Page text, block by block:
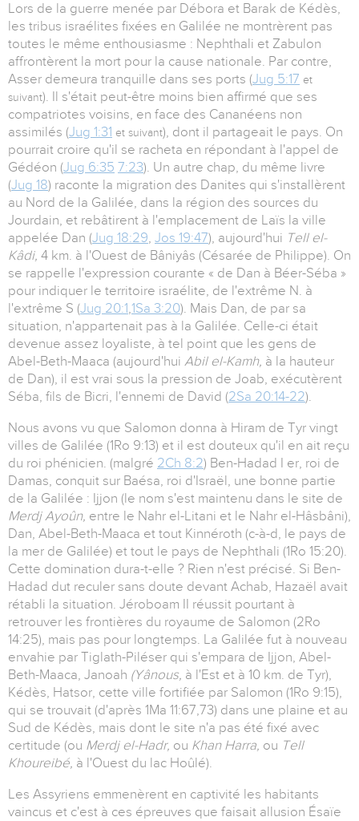
Lors de la guerre menée par Débora et Barak de Kédès,
les tribus israélites fixées en Galilée ne montrèrent pas
toutes le même enthousiasme : Nephthali et Zabulon
affrontèrent la mort pour la cause nationale. Par contre,
Asser demeura tranquille dans ses ports (Jug 5:17 et
suivant). Il s'était peut-être moins bien affirmé que ses
compatriotes voisins, en face des Cananéens non
assimilés (Jug 1:31 et suivant), dont il partageait le pays. On
pourrait croire qu'il se racheta en répondant à l'appel de
Gédéon (Jug 6:35 7:23). Un autre chap, du même livre
(Jug 18) raconte la migration des Danites qui s'installèrent
au Nord de la Galilée, dans la région des sources du
Jourdain, et rebâtirent à l'emplacement de Laïs la ville
appelée Dan (Jug 18:29, Jos 19:47), aujourd'hui Tell el-
Kâdi, 4 km. à l'Ouest de Bâniyâs (Césarée de Philippe). On
se rappelle l'expression courante « de Dan à Béer-Séba »
pour indiquer le territoire israélite, de l'extrême N. à
l'extrême S (Jug 20:1,1Sa 3:20). Mais Dan, de par sa
situation, n'appartenait pas à la Galilée. Celle-ci était
devenue assez loyaliste, à tel point que les gens de
Abel-Beth-Maaca (aujourd'hui Abil el-Kamh, à la hauteur
de Dan), il est vrai sous la pression de Joab, exécutèrent
Séba, fils de Bicri, l'ennemi de David (2Sa 20:14-22).
Nous avons vu que Salomon donna à Hiram de Tyr vingt
villes de Galilée (1Ro 9:13) et il est douteux qu'il en ait reçu
du roi phénicien. (malgré 2Ch 8:2) Ben-Hadad I er, roi de
Damas, conquit sur Baésa, roi d'Israël, une bonne partie
de la Galilée : Ijjon (le nom s'est maintenu dans le site de
Merdj Ayoûn, entre le Nahr el-Litani et le Nahr el-Hâsbâni),
Dan, Abel-Beth-Maaca et tout Kinnéroth (c-à-d, le pays de
la mer de Galilée) et tout le pays de Nephthali (1Ro 15:20).
Cette domination dura-t-elle ? Rien n'est précisé. Si Ben-
Hadad dut reculer sans doute devant Achab, Hazaël avait
rétabli la situation. Jéroboam II réussit pourtant à
retrouver les frontières du royaume de Salomon (2Ro
14:25), mais pas pour longtemps. La Galilée fut à nouveau
envahie par Tiglath-Piléser qui s'empara de Ijjon, Abel-
Beth-Maaca, Janoah (Yânous, à l'Est et à 10 km. de Tyr),
Kédès, Hatsor, cette ville fortifiée par Salomon (1Ro 9:15),
qui se trouvait (d'après 1Ma 11:67,73) dans une plaine et au
Sud de Kédès, mais dont le site n'a pas été fixé avec
certitude (ou Merdj el-Hadr, ou Khan Harra, ou Tell
Khoureibé, à l'Ouest du lac Hoûlé).
Les Assyriens emmenèrent en captivité les habitants
vaincus et c'est à ces épreuves que faisait allusion Ésaïe